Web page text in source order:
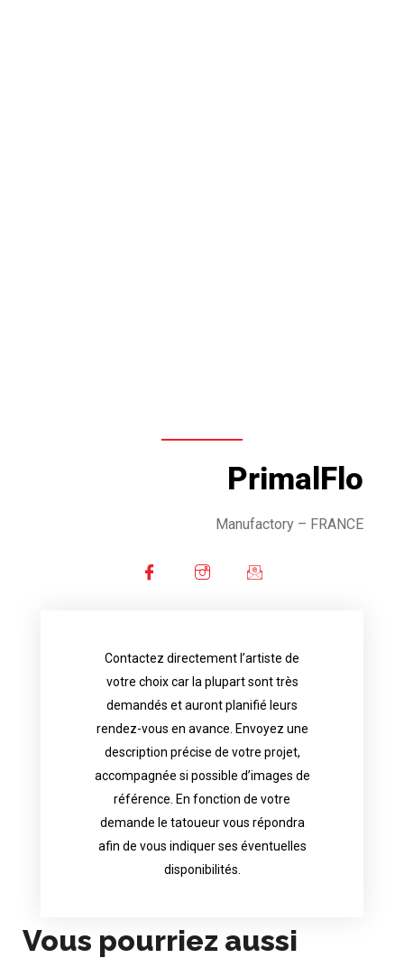
PrimalFlo
Manufactory – FRANCE
Contactez directement l’artiste de
votre choix car la plupart sont très
demandés et auront planifié leurs
rendez-vous en avance. Envoyez une
description précise de votre projet,
accompagnée si possible d’images de
référence. En fonction de votre
demande le tatoueur vous répondra
afin de vous indiquer ses éventuelles
disponibilités.
Contact directly the artist of your
choice because most are in great
appointments in advance. Send an
accurate description of your project, if
possible attached with reference
images. Depending your request, the
tattoo artist will answer to tell you his
Vous pourriez aussi